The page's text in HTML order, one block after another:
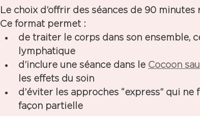
Le choix d’offrir des séances de 90 minutes
Ce format permet :
de traiter le corps dans son ensemble,
lymphatique
d’inclure une séance dans le Cocoon
les effets du soin
d’éviter les approches “express” qui
façon partielle